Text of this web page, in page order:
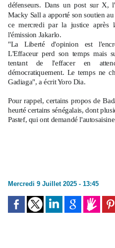
défenseurs. Dans un post sur X,
Macky Sall a apporté son soutien
ce mercredi par la justice après
l'émission Jakarlo.
"La Liberté d'opinion est
L'Effaceur perd son temps mais
tentant de l'effacer en
démocratiquement. Le temps ne
Gadiaga", a écrit Yoro Dia.
Pour rappel, certains propos de
heurté certains sénégalais, dont
Pastef, qui ont demandé
Mercredi 9 Juillet 2025 - 13:45